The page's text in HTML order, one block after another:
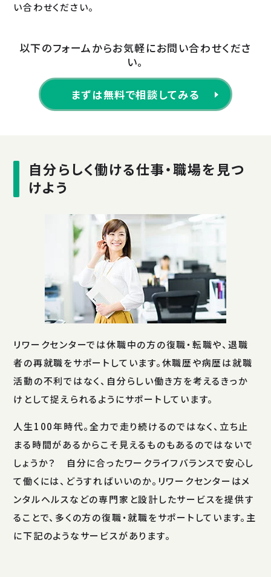
い合わせください。
以下のフォームからお気軽にお問い合わせくださ
い。
まずは無料で相談してみる
自分らしく働ける仕事・職場を見つ
けよう
リワークセンターでは休職中の方の復職・転職や、退職
者の再就職をサポートしています。休職歴や病歴は就職
活動の不利ではなく、自分らしい働き方を考えるきっか
けとして捉えられるようにサポートしています。
人生100年時代。全力で走り続けるのではなく、立ち止
まる時間があるからこそ見えるものもあるのではないで
しょうか？ 自分に合ったワークライフバランスで安心し
て働くには、どうすればいいのか。リワークセンターはメ
ンタルヘルスなどの専門家と設計したサービスを提供す
ることで、多くの方の復職・就職をサポートしています。主
に下記のようなサービスがあります。